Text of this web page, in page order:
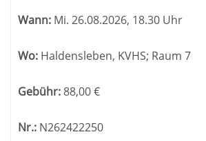
Wann: Mi. 26.08.2026, 18.30 Uhr
Wo: Haldensleben, KVHS; Raum 7
Gebühr:88,00€
Nr.: N262422250